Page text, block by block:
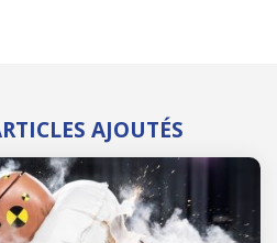
AJOUTÉS